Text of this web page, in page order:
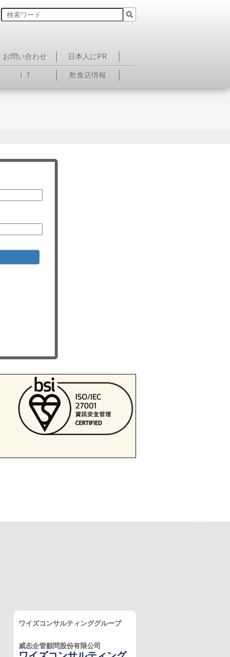
お問い合わせ
日本人にPR
ＩＴ 飲食店情報
ワイズコンサルティンググループ
威志企管顧問股份有限公司